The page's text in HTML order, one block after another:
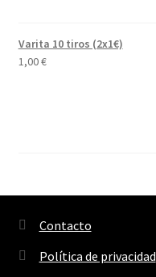
Varita 10 tiros (2x1€)
1,00€
Contacto
Política de privacidad